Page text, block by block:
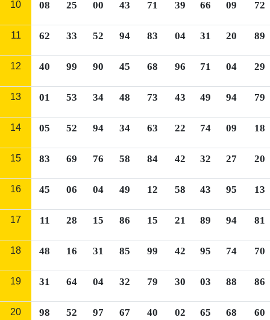
10 08 25 00 43 71 39 66 09 72
11 62 33 52 94 83 04 31 20 89
12 40 99 90 45 68 96 71 04 29
13 01 53 34 48 73 43 49 94 79
14 05 52 94 34 63 22 74 09 18
15 83 69 76 58 84 42 32 27 20
16 45 06 04 49 12 58 43 95 13
17 11 28 15 86 15 21 89 94 81
18 48 16 31 85 99 42 95 74 70
19 31 64 04 32 79 30 03 88 86
20 98 52 97 67 40 02 65 68 60